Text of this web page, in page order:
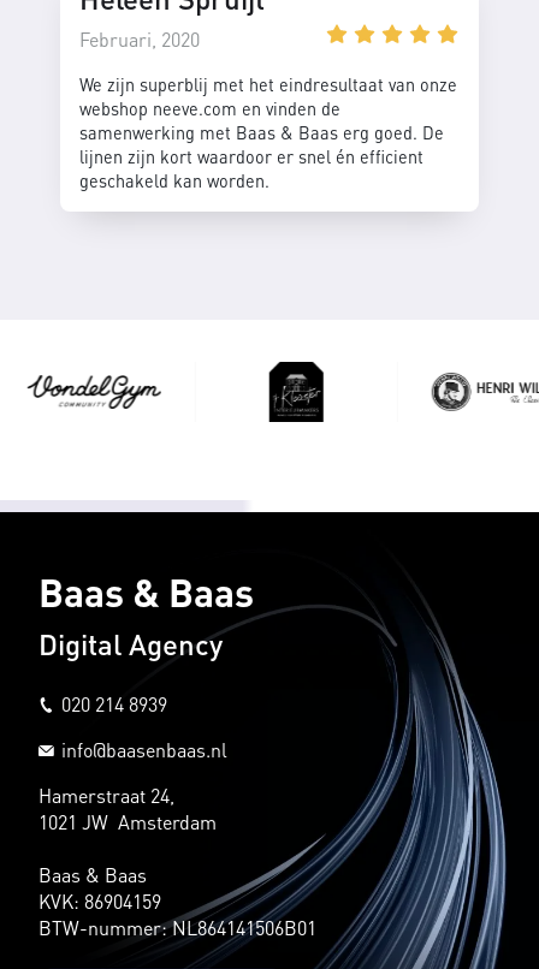
Februari, 2020
We zijn superblij met het eindresultaat van onze
webshop neeve.com en vinden de
samenwerking met Baas & Baas erg goed. De
lijnen zijn kort waardoor er snel én efficient
geschakeld kan worden.
Baas & Baas
Digital Agency
020 214 8939
info@baasenbaas.nl
Hamerstraat 24,
1021 JW Amsterdam
Baas & Baas
KVK: 86904159
BTW-nummer: NL864141506B01